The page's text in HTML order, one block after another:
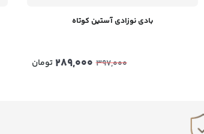
بادی نوزادی آستین کوتاه
397,000
289,000 تومان